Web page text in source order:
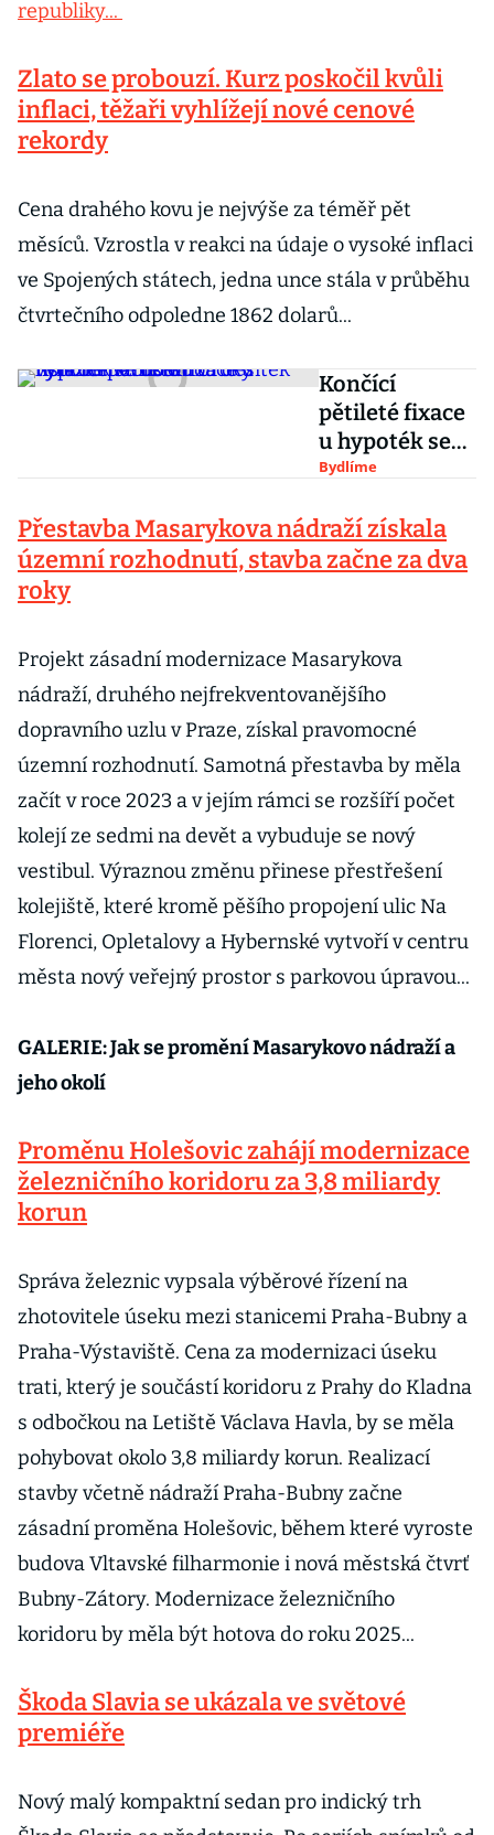
republiky...
Zlato se probouzí. Kurz poskočil kvůli
inflaci, těžaři vyhlížejí nové cenové
rekordy
Cena drahého kovu je nejvýše za téměř pět
měsíců. Vzrostla v reakci na údaje o vysoké inflaci
ve Spojených státech, jedna unce stála v průběhu
čtvrtečního odpoledne 1862 dolarů...
Končící
pětileté fixace
u hypoték se
dotknou
domácností.
Úroky výrazně
Bydlíme
Přestavba Masarykova nádraží získala
územní rozhodnutí, stavba začne za dva
roky
Projekt zásadní modernizace Masarykova
nádraží, druhého nejfrekventovanějšího
dopravního uzlu v Praze, získal pravomocné
územní rozhodnutí. Samotná přestavba by měla
začít v roce 2023 a v jejím rámci se rozšíří počet
kolejí ze sedmi na devět a vybuduje se nový
vestibul. Výraznou změnu přinese přestřešení
kolejiště, které kromě pěšího propojení ulic Na
Florenci, Opletalovy a Hybernské vytvoří v centru
města nový veřejný prostor s parkovou úpravou...
GALERIE: Jak se promění Masarykovo nádraží a
jeho okolí
Proměnu Holešovic zahájí modernizace
železničního koridoru za 3,8 miliardy
korun
Správa železnic vypsala výběrové řízení na
zhotovitele úseku mezi stanicemi Praha-Bubny a
Praha-Výstaviště. Cena za modernizaci úseku
trati, který je součástí koridoru z Prahy do Kladna
s odbočkou na Letiště Václava Havla, by se měla
pohybovat okolo 3,8 miliardy korun. Realizací
stavby včetně nádraží Praha-Bubny začne
zásadní proměna Holešovic, během které vyroste
budova Vltavské filharmonie i nová městská čtvrť
Bubny-Zátory. Modernizace železničního
koridoru by měla být hotova do roku 2025...
Škoda Slavia se ukázala ve světové
premiéře
Nový malý kompaktní sedan pro indický trh